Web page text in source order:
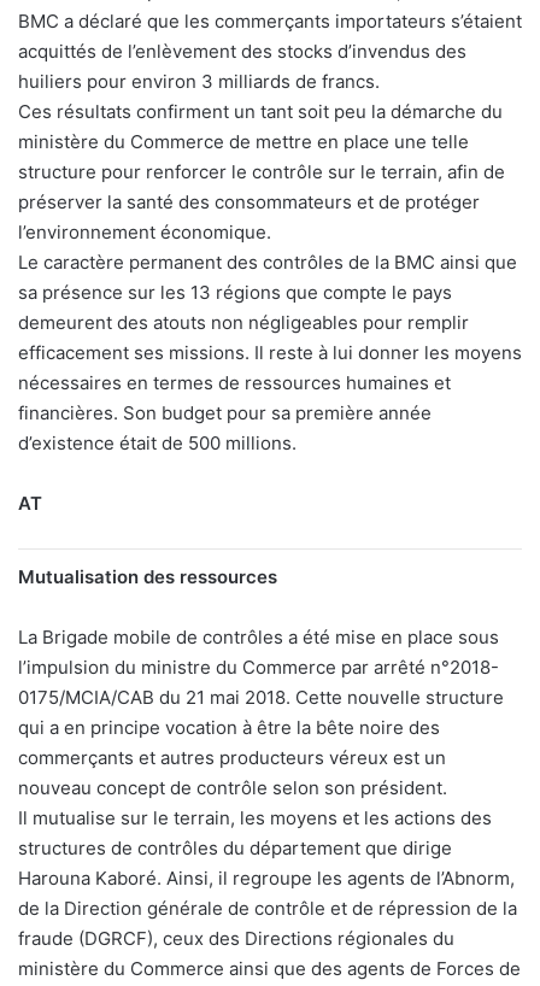
BMC a déclaré que les commerçants importateurs s’étaient
acquittés de l’enlèvement des stocks d’invendus des
huiliers pour environ 3 milliards de francs.
Ces résultats confirment un tant soit peu la démarche du
ministère du Commerce de mettre en place une telle
structure pour renforcer le contrôle sur le terrain, afin de
préserver la santé des consommateurs et de protéger
l’environnement économique.
Le caractère permanent des contrôles de la BMC ainsi que
sa présence sur les 13 régions que compte le pays
demeurent des atouts non négligeables pour remplir
efficacement ses missions. Il reste à lui donner les moyens
nécessaires en termes de ressources humaines et
financières. Son budget pour sa première année
d’existence était de 500 millions.
AT
Mutualisation des ressources
La Brigade mobile de contrôles a été mise en place sous
l’impulsion du ministre du Commerce par arrêté n°2018-
0175/MCIA/CAB du 21 mai 2018. Cette nouvelle structure
qui a en principe vocation à être la bête noire des
commerçants et autres producteurs véreux est un
nouveau concept de contrôle selon son président.
Il mutualise sur le terrain, les moyens et les actions des
structures de contrôles du département que dirige
Harouna Kaboré. Ainsi, il regroupe les agents de l’Abnorm,
de la Direction générale de contrôle et de répression de la
fraude (DGRCF), ceux des Directions régionales du
ministère du Commerce ainsi que des agents de Forces de